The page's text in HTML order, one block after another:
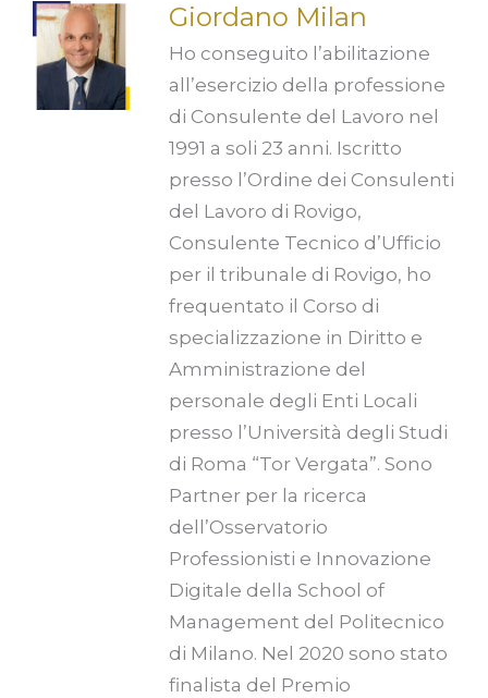
Giordano Milan
Ho conseguito l’abilitazione
all’esercizio della professione
di Consulente del Lavoro nel
1991 a soli 23 anni. Iscritto
presso l’Ordine dei Consulenti
del Lavoro di Rovigo,
Consulente Tecnico d’Ufficio
per il tribunale di Rovigo, ho
frequentato il Corso di
specializzazione in Diritto e
Amministrazione del
personale degli Enti Locali
presso l’Università degli Studi
di Roma “Tor Vergata”. Sono
Partner per la ricerca
dell’Osservatorio
Professionisti e Innovazione
Digitale della School of
Management del Politecnico
di Milano. Nel 2020 sono stato
finalista del Premio